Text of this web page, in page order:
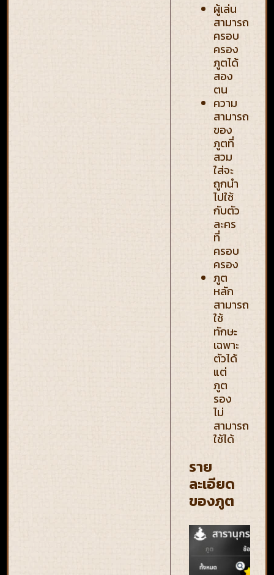
ผู้เล่น
สามารถ
ครอบ
ครอง
ภูตได้
สอง
ตน
ความ
สามารถ
ของ
ภูตที่
สวม
ใส่จะ
ถูกนำ
ไปใช้
กับตัว
ละคร
ที่
ครอบ
ครอง
ภูต
หลัก
สามารถ
ใช้
ทักษะ
เฉพาะ
ตัวได้
แต่
ภูต
รอง
ไม่
สามารถ
ใช้ได้
ราย
ละเอียด
ของภูต